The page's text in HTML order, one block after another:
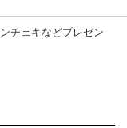
チェキなどプレゼン